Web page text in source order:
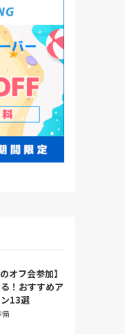
オフ会参加】
！おすすめア
13選